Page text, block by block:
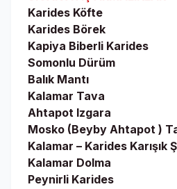
Karides Köfte
Karides Börek
Kapiya Biberli Karides
Somonlu Dürüm
Balık Mantı
Kalamar Tava
Ahtapot Izgara
Mosko (Beyby Ahtapot )
Kalamar – Karides Karışık
Kalamar Dolma
Peynirli Karides